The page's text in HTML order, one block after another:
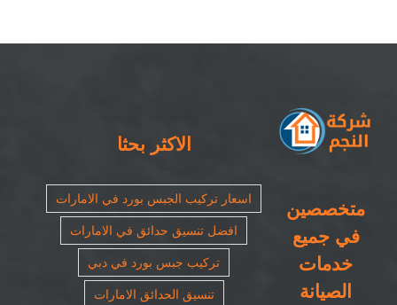
حائط
مغلقة
متخصصين
في جميع
خدمات
الصيانة
الاكثر بحثا
اسعار تركيب الجبس بورد في الامارات
افضل تنسيق حدائق في الامارات
تركيب جبس بورد في دبي
تنسيق الحدائق الامارات